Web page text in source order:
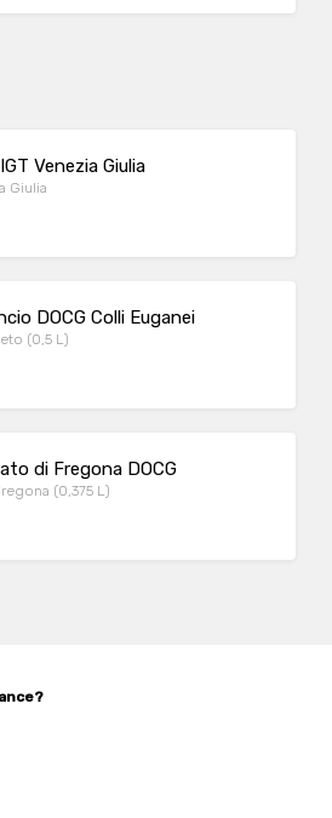
Venezia Giulia
Giulia
DOCG Colli Euganei
(0,5 L)
di Fregona DOCG
(0,375 L)